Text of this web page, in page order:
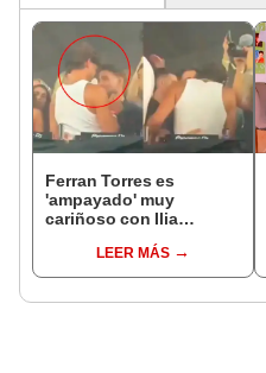
Ferran Torres es
'ampayado' muy
cariñoso con Ilia
artes marciales, y
desata gran revuelo en
LEER MÁS